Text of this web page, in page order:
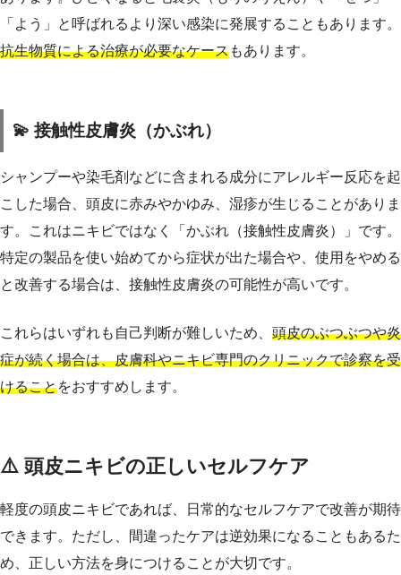
「よう」と呼ばれるより深い感染に発展することもあります。
抗生物質による治療が必要なケースもあります。
💫 接触性皮膚炎（かぶれ）
シャンプーや染毛剤などに含まれる成分にアレルギー反応を起
こした場合、頭皮に赤みやかゆみ、湿疹が生じることがありま
す。これはニキビではなく「かぶれ（接触性皮膚炎）」です。
特定の製品を使い始めてから症状が出た場合や、使用をやめる
と改善する場合は、接触性皮膚炎の可能性が高いです。
これらはいずれも自己判断が難しいため、 頭皮のぶつぶつや炎
症が続く場合は、皮膚科やニキビ専門のクリニックで診察を受
けることをおすすめします。
⚠️ 頭皮ニキビの正しいセルフケア
軽度の頭皮ニキビであれば、日常的なセルフケアで改善が期待
できます。ただし、間違ったケアは逆効果になることもあるた
め、正しい方法を身につけることが大切です。